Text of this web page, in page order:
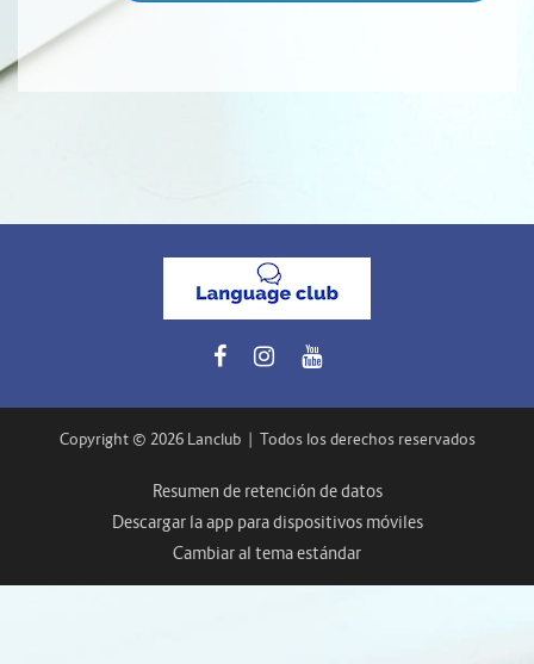
Copyright © 2026 Lanclub | Todos los derechos reservados
Resumen de retención de datos
Descargar la app para dispositivos móviles
Cambiar al tema estándar